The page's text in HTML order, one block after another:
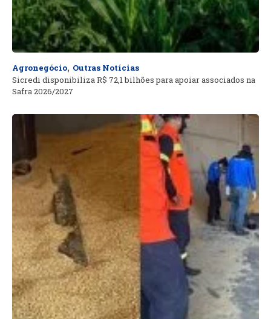
Agronegócio, Outras Notícias
Sicredi disponibiliza R$ 72,1 bilhões para apoiar associados na
Safra 2026/2027